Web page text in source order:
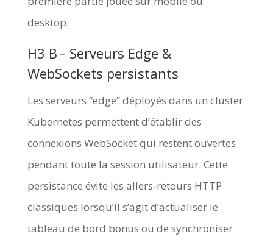
desktop.
H3 B – Serveurs Edge &
WebSockets persistants
Les serveurs “edge” déployés dans un cluster
Kubernetes permettent d’établir des
connexions WebSocket qui restent ouvertes
pendant toute la session utilisateur. Cette
persistance évite les allers‑retours HTTP
classiques lorsqu’il s’agit d’actualiser le
tableau de bord bonus ou de synchroniser